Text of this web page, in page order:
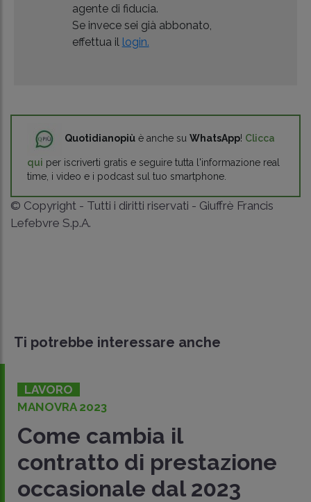
agente di fiducia.
Se invece sei già abbonato,
effettua il login.
Quotidianopiù è anche su WhatsApp! Clicca
qui per iscriverti gratis e seguire tutta l'informazione real
time, i video e i podcast sul tuo smartphone.
© Copyright - Tutti i diritti riservati - Giuffrè Francis
Lefebvre S.p.A.
Ti potrebbe interessare anche
LAVORO
MANOVRA 2023
Come cambia il
contratto di prestazione
occasionale dal 2023